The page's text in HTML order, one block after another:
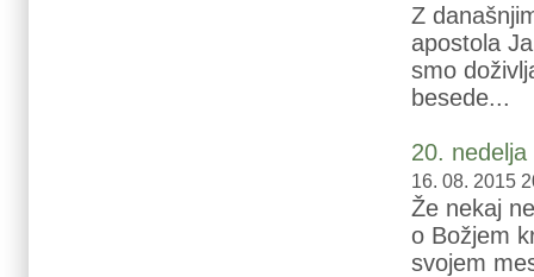
Z
apostola
smo
besede...
20.
16. 08. 2015
Že nekaj
o Božjem
svojem